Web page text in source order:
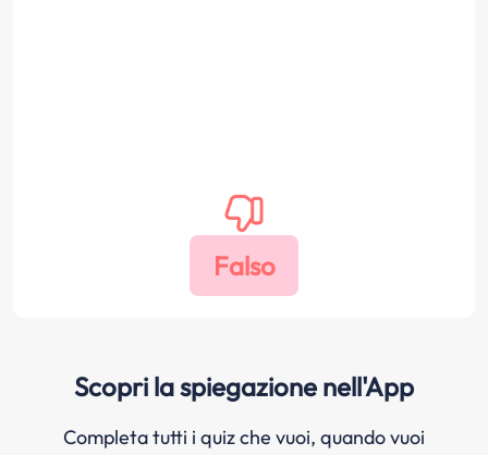
Scopri la spiegazione nell'App
Completa tutti i quiz che vuoi, quando vuoi